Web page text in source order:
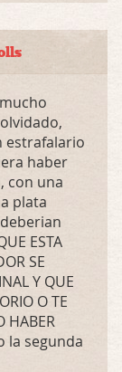
estrafalario
haber
con una
plata
ESTA
SE
Y QUE
O TE
HABER
la segunda